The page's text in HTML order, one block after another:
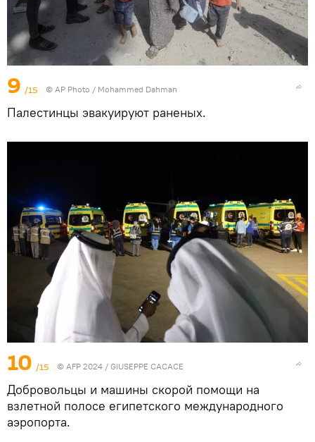
9 /15 © AP Photo / Mohammed Dahman
Палестинцы эвакуируют раненых.
10 /15 © AFP 2024 / GIUSEPPE CACACE
Добровольцы и машины скорой помощи на
взлетной полосе египетского международного
аэропорта.